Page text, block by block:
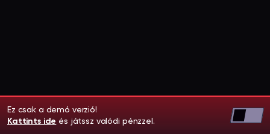
Ez csak a demó verzió!
Kattints ide és játssz valódi pénzzel.